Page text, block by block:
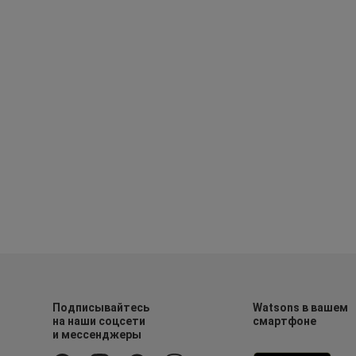
Подписывайтесь
на наши соцсети
и мессенджеры
Watsons в вашем
смартфоне